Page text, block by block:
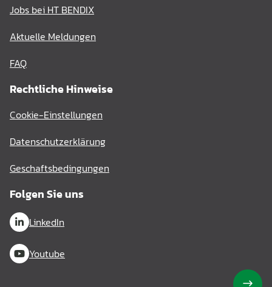
Jobs bei HT BENDIX
Aktuelle Meldungen
FAQ
Rechtliche Hinweise
Cookie-Einstellungen
Datenschutzerklärung
Geschaftsbedingungen
Folgen Sie uns
LinkedIn
Youtube